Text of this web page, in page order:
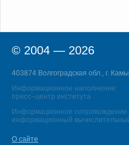
© 2004 — 2026
403874 Волгоградская обл., г.
Информационное наполнение:
пресс–центр института
Информационное сопровождение:
информационный
О сайте